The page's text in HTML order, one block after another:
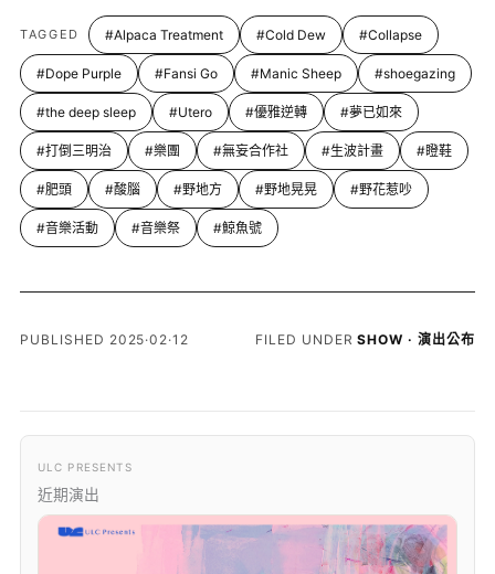
TAGGED #Alpaca Treatment #Cold Dew #Collapse
#Dope Purple #Fansi Go #Manic Sheep #shoegazing
#the deep sleep #Utero #優雅逆轉 #夢已如來
#打倒三明治 #樂團 #無妄合作社 #生波計畫 #瞪鞋
#肥頭 #酸腦 #野地方 #野地晃晃 #野花惹吵
#音樂活動 #音樂祭 #鯨魚號
PUBLISHED 2025·02·12 FILED UNDERSHOW · 演出公布
ULC PRESENTS
近期演出